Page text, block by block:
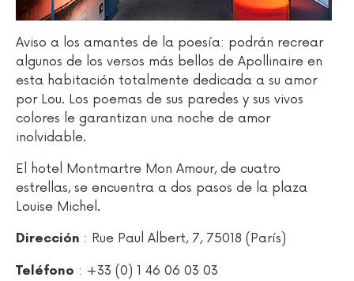
Aviso a los amantes de la poesía: podrán recrear
algunos de los versos más bellos de Apollinaire en
esta habitación totalmente dedicada a su amor
por Lou. Los poemas de sus paredes y sus vivos
colores le garantizan una noche de amor
inolvidable.
El hotel Montmartre Mon Amour, de cuatro
estrellas, se encuentra a dos pasos de la plaza
Louise Michel.
Dirección : Rue Paul Albert, 7, 75018 (París)
Teléfono : +33 (0) 1 46 06 03 03